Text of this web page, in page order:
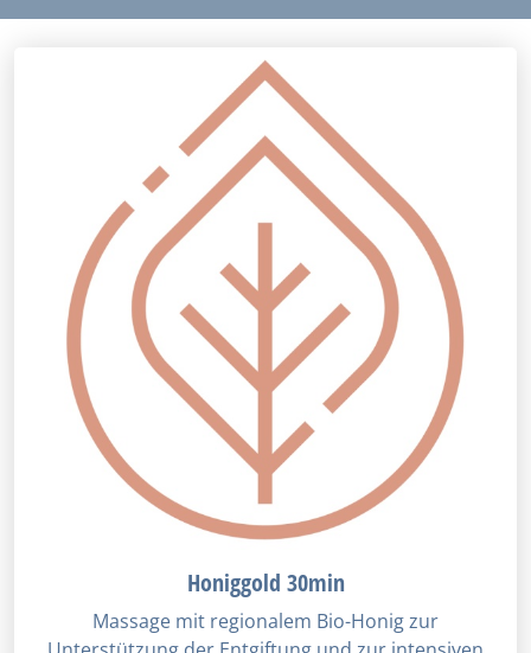
Honiggold 30min
Massage mit regionalem Bio-Honig zur